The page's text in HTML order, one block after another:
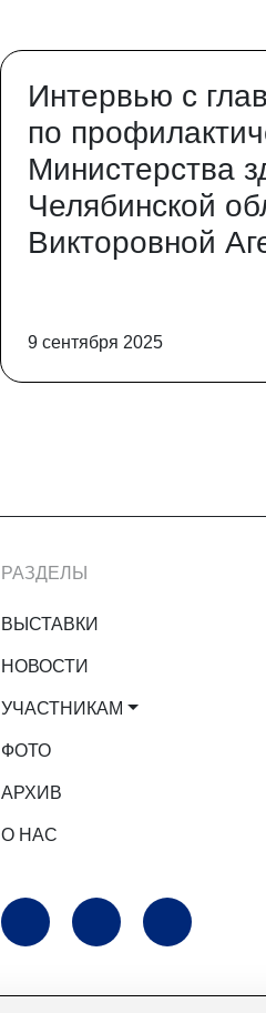
Интервью с
по
Министерства
Челябинской
Викторовной
9 сентября 2025
РАЗДЕЛЫ
ВЫСТАВКИ
НОВОСТИ
УЧАСТНИКАМ
ФОТО
АРХИВ
О НАС